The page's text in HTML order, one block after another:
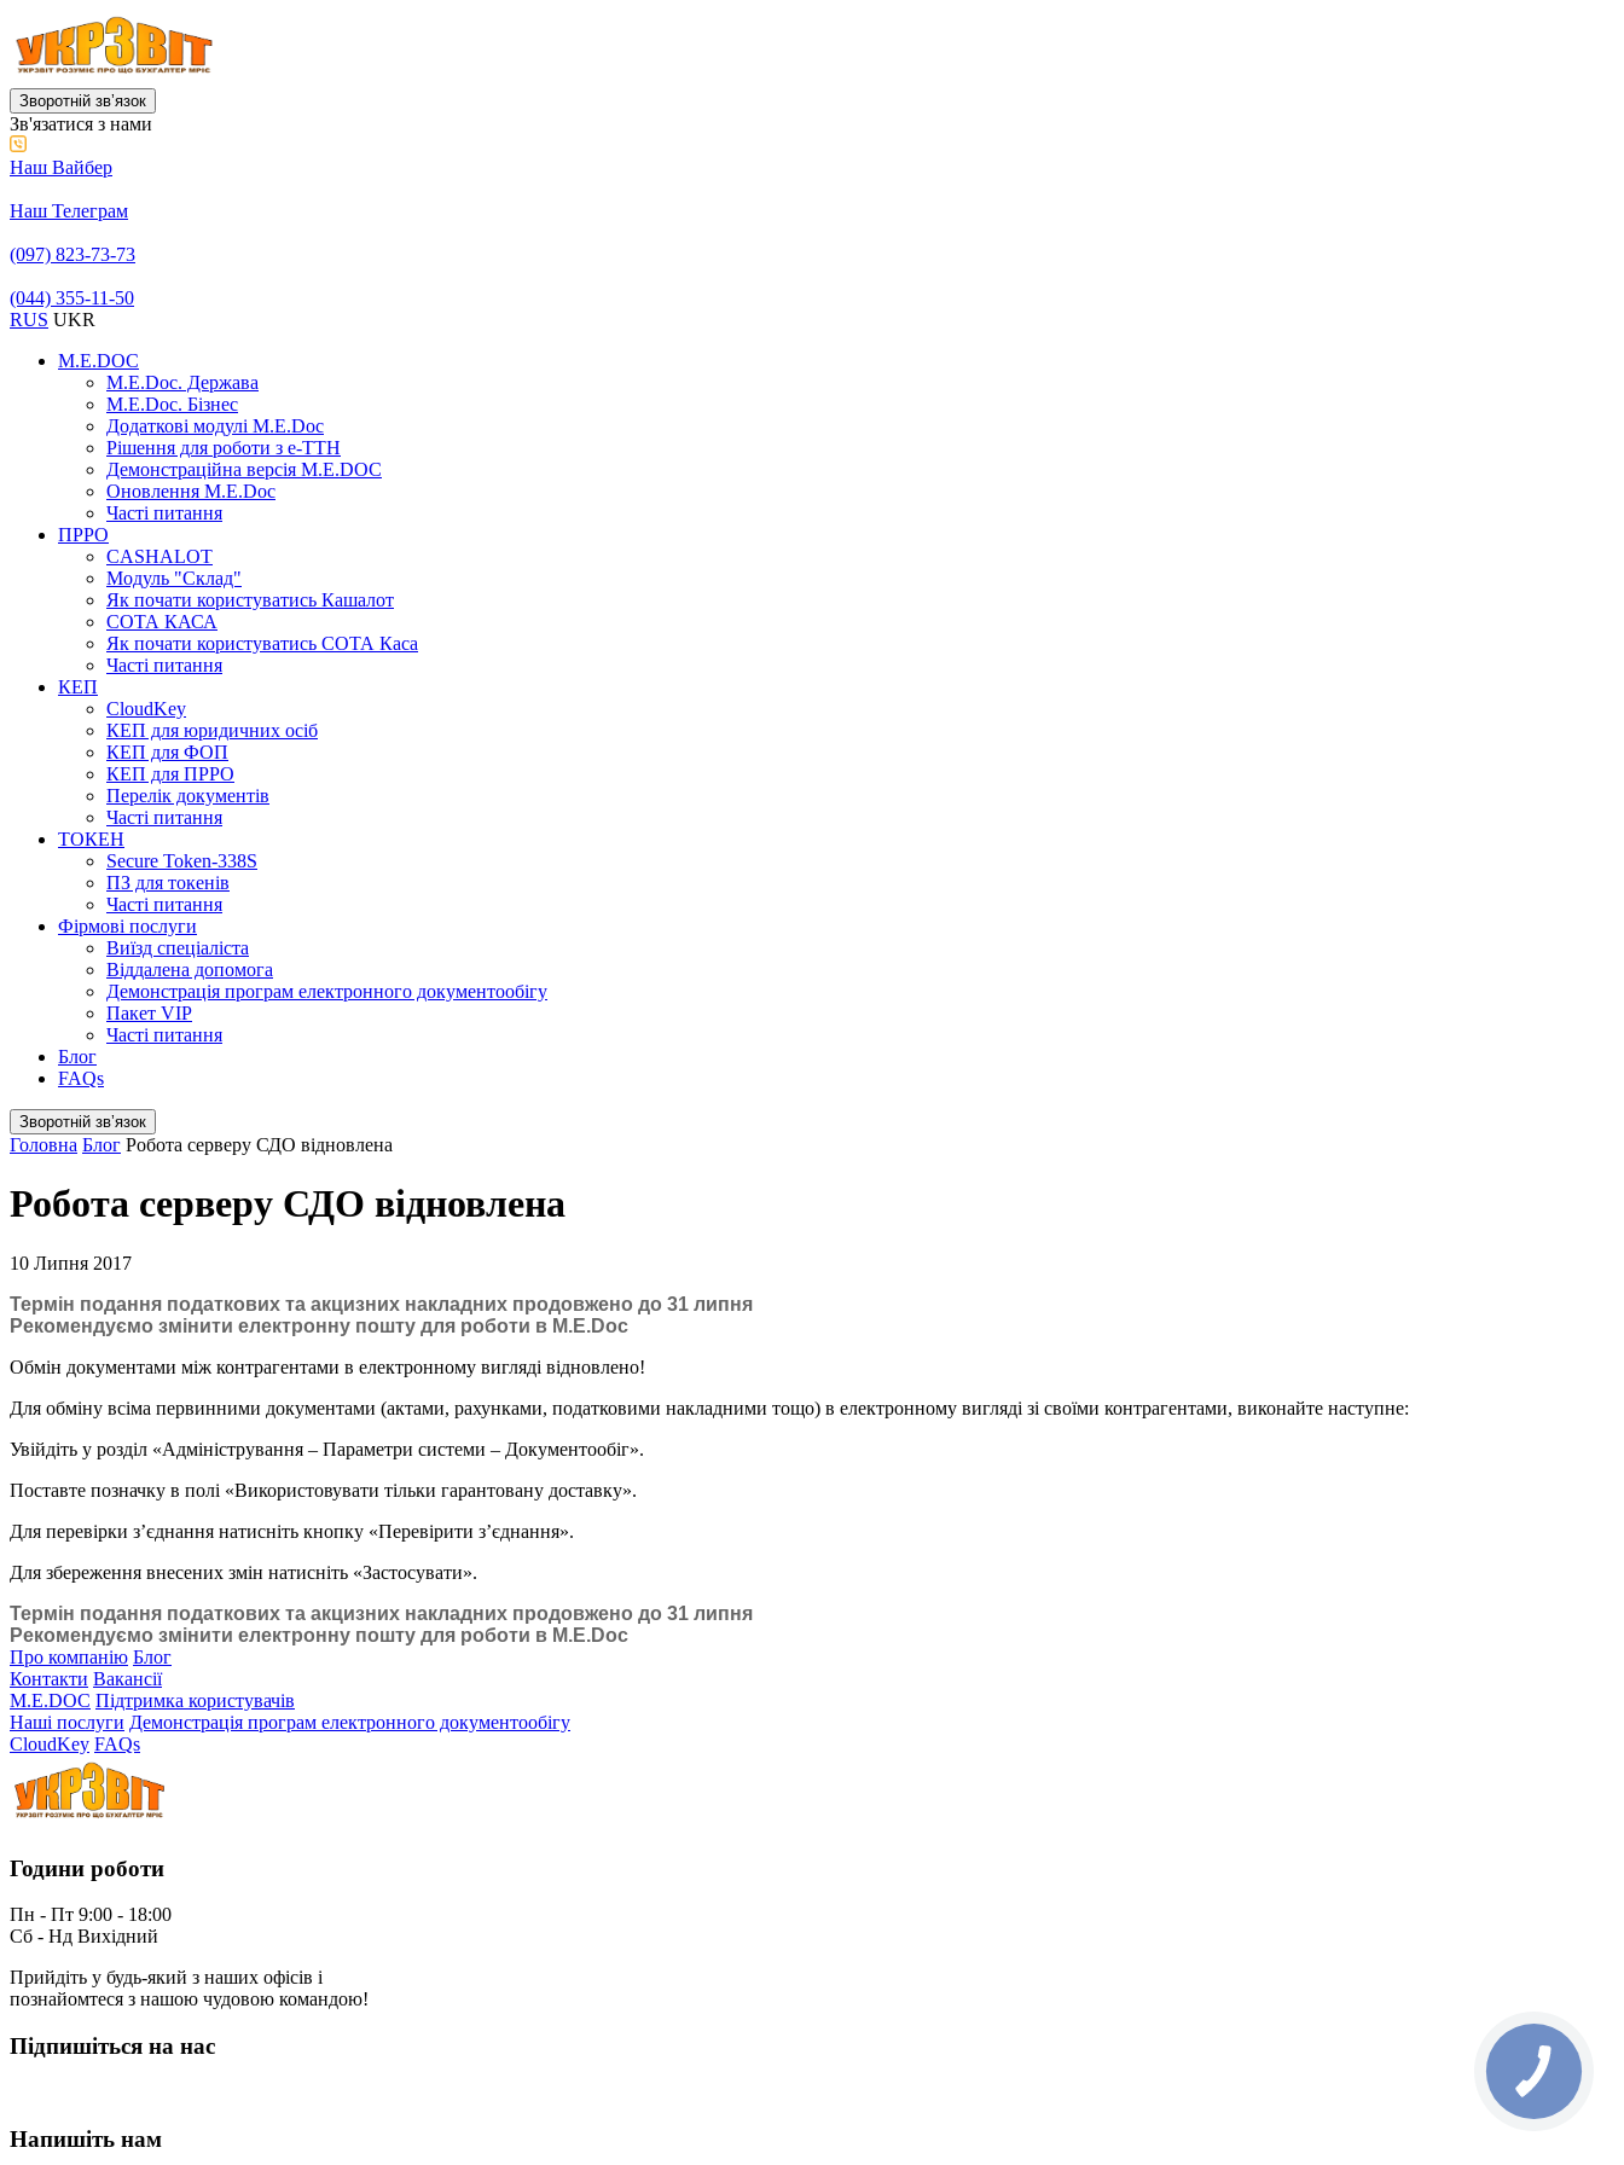
Зворотній звʼязок
Зв'язатися з нами
Наш Вайбер
Наш Телеграм
(097) 823-73-73
(044) 355-11-50
RUS UKR
M.E.DOC
M.E.Doc. Держава
M.E.Doc. Бізнес
Додаткові модулі M.E.Doc
Рішення для роботи з е-ТТН
Демонстраційна версія M.E.DOC
Оновлення M.E.Doc
Часті питання
ПРРО
CASHALOT
Модуль "Склад"
Як почати користуватись Кашалот
СОТА КАСА
Як почати користуватись СОТА Каса
Часті питання
КЕП
CloudKey
КЕП для юридичних осіб
КЕП для ФОП
КЕП для ПРРО
Перелік документів
Часті питання
ТОКЕН
Secure Token-338S
ПЗ для токенів
Часті питання
Фірмові послуги
Виїзд спеціаліста
Віддалена допомога
Демонстрація програм електронного документообігу
Пакет VIP
Часті питання
Блог
FAQs
Зворотній звʼязок
Головна Блог Робота серверу СДО відновлена
Робота серверу СДО відновлена
10 Липня 2017
Термін подання податкових та акцизних накладних продовжено до 31 липня
Рекомендуємо змінити електронну пошту для роботи в M.E.Doc
Обмін документами між контрагентами в електронному вигляді відновлено!
Для обміну всіма первинними документами (актами, рахунками, податковими накладними тощо) в електронному вигляді зі своїми контрагентами, виконайте наступне:
Увійдіть у розділ «Адміністрування – Параметри системи – Документообіг».
Поставте позначку в полі «Використовувати тільки гарантовану доставку».
Для перевірки з’єднання натисніть кнопку «Перевірити з’єднання».
Для збереження внесених змін натисніть «Застосувати».
Термін подання податкових та акцизних накладних продовжено до 31 липня
Рекомендуємо змінити електронну пошту для роботи в M.E.Doc
Про компанію Блог
Контакти Вакансії
M.E.DOC Підтримка користувачів
Наші послуги Демонстрація програм електронного документообігу
CloudKey FAQs
Години роботи
Пн - Пт 9:00 - 18:00
Сб - Нд Вихідний
Прийдіть у будь-який з наших офісів і
познайомтеся з нашою чудовою командою!
Підпишіться на нас
Напишіть нам